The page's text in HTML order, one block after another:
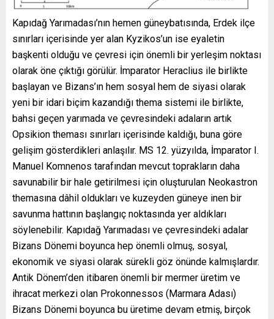
Kapıdağ Yarımadası’nın hemen güneybatısında, Erdek ilçe
sınırları içerisinde yer alan Kyzikos’un ise eyaletin
başkenti olduğu ve çevresi için önemli bir yerleşim noktası
olarak öne çıktığı görülür. İmparator Heraclius ile birlikte
başlayan ve Bizans’ın hem sosyal hem de siyasi olarak
yeni bir idari biçim kazandığı thema sistemi ile birlikte,
bahsi geçen yarımada ve çevresindeki adaların artık
Opsikion theması sınırları içerisinde kaldığı, buna göre
gelişim gösterdikleri anlaşılır. MS 12. yüzyılda, İmparator I.
Manuel Komnenos tarafından mevcut toprakların daha
savunabilir bir hale getirilmesi için oluşturulan Neokastron
themasına dâhil oldukları ve kuzeyden güneye inen bir
savunma hattının başlangıç noktasında yer aldıkları
söylenebilir. Kapıdağ Yarımadası ve çevresindeki adalar
Bizans Dönemi boyunca hep önemli olmuş, sosyal,
ekonomik ve siyasi olarak sürekli göz önünde kalmışlardır.
Antik Dönem’den itibaren önemli bir mermer üretim ve
ihracat merkezi olan Prokonnessos (Marmara Adası)
Bizans Dönemi boyunca bu üretime devam etmiş, birçok